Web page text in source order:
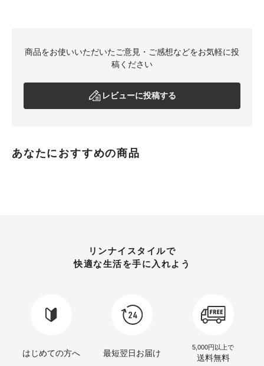
商品をお使いいただいたご意見・ご感想などをお気軽に投
稿ください
レビューに投稿する
あなたにおすすめの商品
リンナイスタイルで
快適な生活を手に入れよう
はじめての方へ 最短翌日お届け
5,000円以上で
送料無料